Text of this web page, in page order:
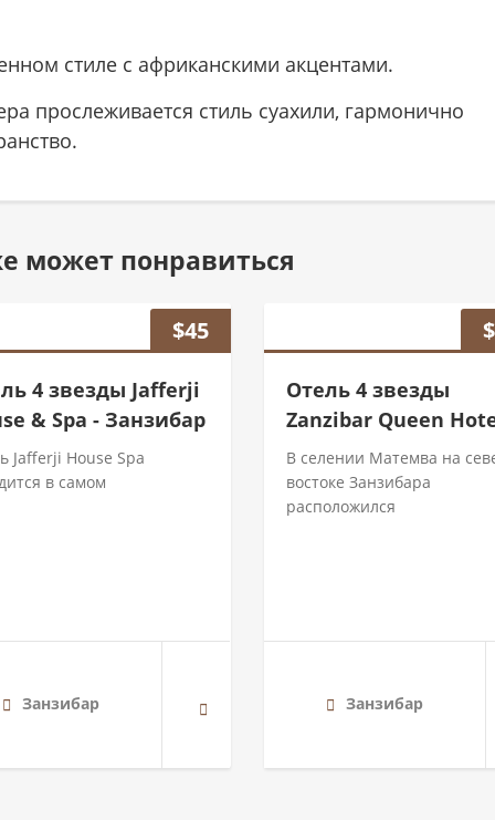
стиле с африканскими акцентами.
прослеживается стиль суахили, гармонично
может понравиться
$45
4 звезды Jafferji
& Spa - Занзибар
Jafferji House Spa
в самом
Занзибар
$
Отель 4 звезды
Zanzibar Queen
В селении Матемва на
востоке Занзибара
расположился
Занзибар